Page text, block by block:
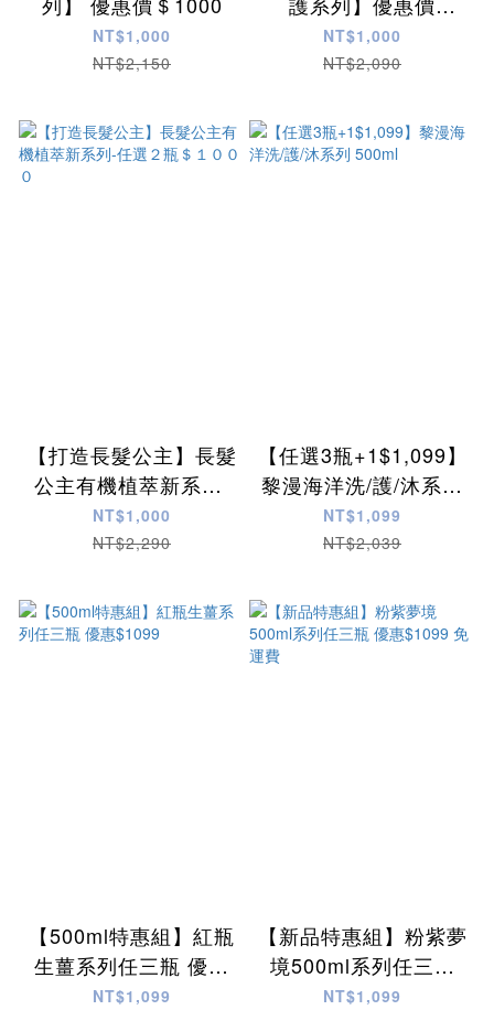
NT$1,000
NT$2,150
＄1000
NT$1,000
NT$2,090
【打造長髮公主】長髮
公主有機植萃新系列-
任選２瓶＄１０００
NT$1,000
NT$2,290
【任選3瓶+1$1,099】
黎漫海洋洗/護/沐系列
500ml
NT$1,099
NT$2,039
【500ml特惠組】紅瓶
生薑系列任三瓶 優惠
$1099
NT$1,099
【新品特惠組】粉紫夢
境500ml系列任三瓶
優惠$1099 免運費
NT$1,099